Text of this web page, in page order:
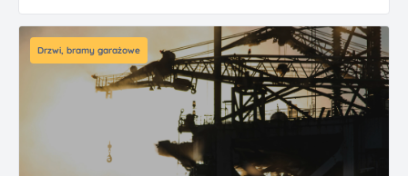
Drzwi, bramy garażowe